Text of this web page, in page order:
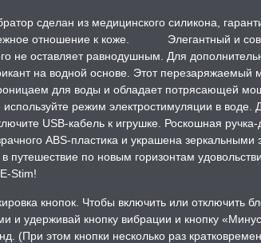
сделан из медицинского силикона,
отношение к коже. Элегантный и
не оставляет равнодушным. Для
на водной основе. Этот перезаряжаемый
для воды и обладает потрясающей
режим электростимуляции в воде.
USB-кабель к игрушке. Роскошная
ABS-пластика и украшена
в путешествие по новым горизонтам
Stim!
кнопок. Чтобы включить или отключить
и удерживай кнопку вибрации и кнопку
(При этом кнопки несколько раз